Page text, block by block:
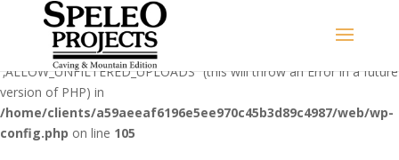
Warning: Use of undefined constant
‚ALLOW_UNFILTERED_UPLOADS‘ - assumed
'‚ALLOW_UNFILTERED_UPLOADS‘' (this will throw an Error in a future
version of PHP) in
/home/clients/a59aeeaf6196e5ee970c45b3d89c4987/web/wp-
config.php on line 105